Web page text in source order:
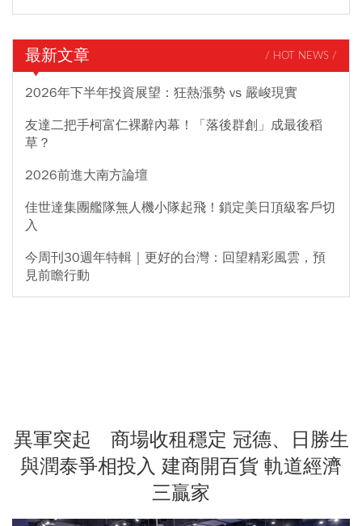
最新文章 / HOT NEWS /
2026年下半年投資展望：狂熱漲勢 vs 嚴峻現實
友達二把手柯富仁裸辭內幕！「落後群創」成最後稻
草？
2026前進大南方論壇
佳世達集團艦隊無人機小隊起飛！鎖定美日頂級客戶切
入
今周刊30週年特輯｜更好的台灣：回望精彩風雲，預
見前瞻行動
異軍突起 商場收租穩定 冠德、日勝生
與潤泰爭相投入 建商開百貨 軌道經濟
三贏家